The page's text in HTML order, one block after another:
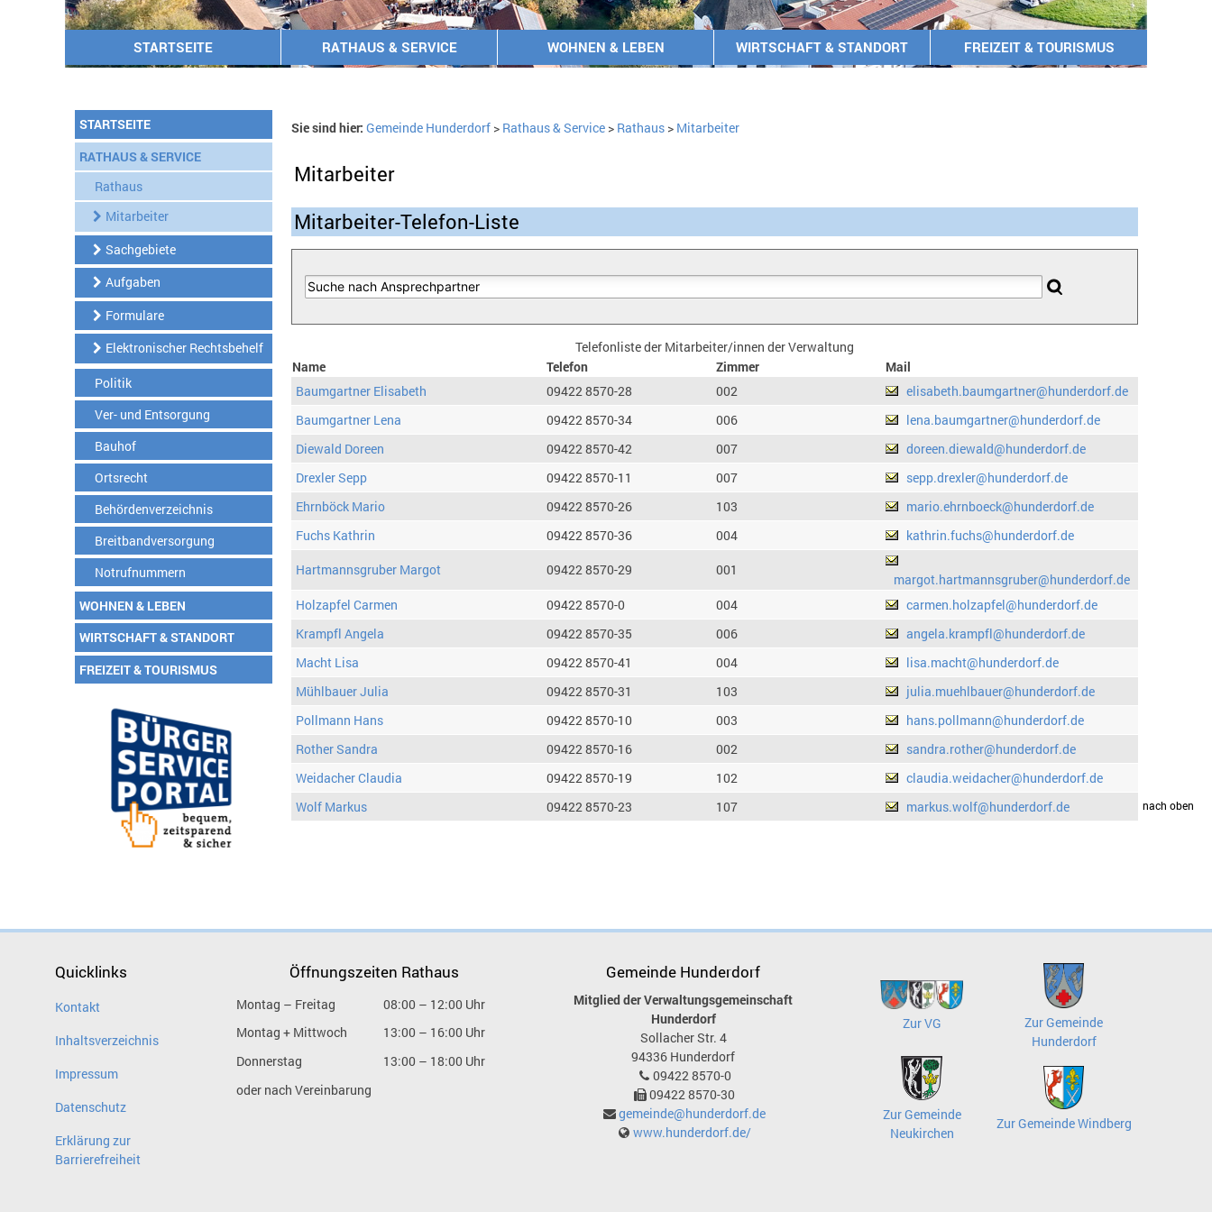
STARTSEITE RATHAUS & SERVICE WOHNEN & LEBEN WIRTSCHAFT & STANDORT FREIZEIT & TOURISMUS
STARTSEITE
RATHAUS & SERVICE
Rathaus
Mitarbeiter
Sachgebiete
Aufgaben
Formulare
Elektronischer Rechtsbehelf
Politik
Ver- und Entsorgung
Bauhof
Ortsrecht
Behördenverzeichnis
Breitbandversorgung
Notrufnummern
WOHNEN & LEBEN
WIRTSCHAFT & STANDORT
FREIZEIT & TOURISMUS
Sie sind hier: Gemeinde Hunderdorf> Rathaus & Service> Rathaus> Mitarbeiter
Mitarbeiter
Mitarbeiter-Telefon-Liste
Telefonliste der Mitarbeiter/innen der Verwaltung
Name
Telefon Zimmer
Mail
Baumgartner Elisabeth
09422 8570-28 002
elisabeth.baumgartner@hunderdorf.de
Baumgartner Lena
09422 8570-34 006
lena.baumgartner@hunderdorf.de
Diewald Doreen
09422 8570-42 007
doreen.diewald@hunderdorf.de
Drexler Sepp
09422 8570-11 007
sepp.drexler@hunderdorf.de
Ehrnböck Mario
09422 8570-26 103
mario.ehrnboeck@hunderdorf.de
Fuchs Kathrin
09422 8570-36 004
kathrin.fuchs@hunderdorf.de
Hartmannsgruber Margot
09422 8570-29 001
margot.hartmannsgruber@hunderdorf.de
Holzapfel Carmen
09422 8570-0 004
carmen.holzapfel@hunderdorf.de
Krampfl Angela
09422 8570-35 006
angela.krampfl@hunderdorf.de
Macht Lisa
09422 8570-41 004
lisa.macht@hunderdorf.de
Mühlbauer Julia
09422 8570-31 103
julia.muehlbauer@hunderdorf.de
Pollmann Hans
09422 8570-10 003
hans.pollmann@hunderdorf.de
Rother Sandra
09422 8570-16 002
sandra.rother@hunderdorf.de
Weidacher Claudia
09422 8570-19 102
claudia.weidacher@hunderdorf.de
Wolf Markus
09422 8570-23 107 markus.wolf@hunderdorf.dedrucken nach oben
Quicklinks
Kontakt
Inhaltsverzeichnis
Impressum
Datenschutz
Erklärung zur
Barrierefreiheit
Öffnungszeiten Rathaus
Montag – Freitag
08:00 – 12:00 Uhr
Montag + Mittwoch
13:00 – 16:00 Uhr
Donnerstag
13:00 – 18:00 Uhr
oder nach Vereinbarung
Gemeinde Hunderdorf
Mitglied der Verwaltungsgemeinschaft
Hunderdorf
Sollacher Str. 4
94336 Hunderdorf
09422 8570-0
09422 8570-30
gemeinde@hunderdorf.de
www.hunderdorf.de/
Zur VG
Zur Gemeinde
Hunderdorf
Zur Gemeinde
Neukirchen
Zur Gemeinde Windberg